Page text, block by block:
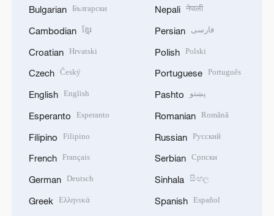
Bulgarian Български
Cambodian ខ្មែរ
Croatian Hrvatski
Czech Český
English English
Esperanto Esperanto
Filipino Filipino
French Français
German Deutsch
Greek Ελληνικά
Nepali नेपाली
Persian فارسی
Polish Polski
Portuguese Português
Pashto پښتو
Romanian Română
Russian Русский
Serbian Српски
Sinhala සිංහල
Spanish Español